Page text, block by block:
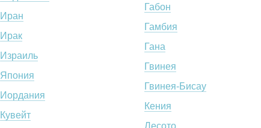
Иран
Ирак
Израиль
Япония
Иордания
Кувейт
Габон
Гамбия
Гана
Гвинея
Гвинея-Бисау
Кения
Лесото